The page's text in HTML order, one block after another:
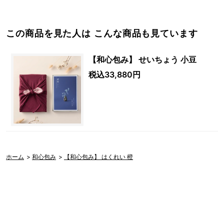
この商品を見た人は こんな商品も見ています
【和心包み】 せいちょう 小豆
税込33,880円
ホーム > 和心包み > 【和心包み】 はくれい 橙